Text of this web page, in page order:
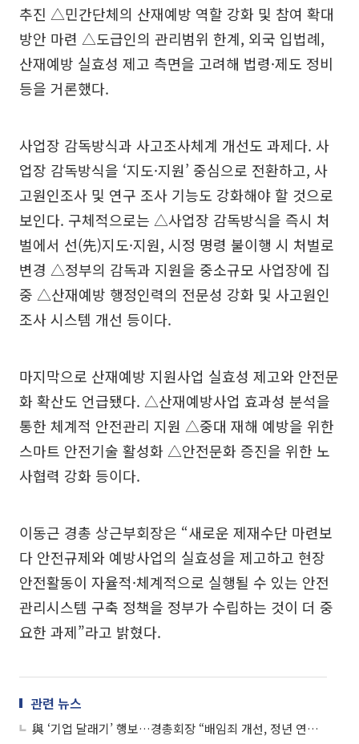
추진 △민간단체의 산재예방 역할 강화 및 참여 확대
방안 마련 △도급인의 관리범위 한계, 외국 입법례,
산재예방 실효성 제고 측면을 고려해 법령·제도 정비
등을 거론했다.
사업장 감독방식과 사고조사체계 개선도 과제다. 사
업장 감독방식을 ‘지도·지원’ 중심으로 전환하고, 사
고원인조사 및 연구 조사 기능도 강화해야 할 것으로
보인다. 구체적으로는 △사업장 감독방식을 즉시 처
벌에서 선(先)지도·지원, 시정 명령 불이행 시 처벌로
변경 △정부의 감독과 지원을 중소규모 사업장에 집
중 △산재예방 행정인력의 전문성 강화 및 사고원인
조사 시스템 개선 등이다.
마지막으로 산재예방 지원사업 실효성 제고와 안전문
화 확산도 언급됐다. △산재예방사업 효과성 분석을
통한 체계적 안전관리 지원 △중대 재해 예방을 위한
스마트 안전기술 활성화 △안전문화 증진을 위한 노
사협력 강화 등이다.
이동근 경총 상근부회장은 “새로운 제재수단 마련보
다 안전규제와 예방사업의 실효성을 제고하고 현장
안전활동이 자율적·체계적으로 실행될 수 있는 안전
관리시스템 구축 정책을 정부가 수립하는 것이 더 중
요한 과제”라고 밝혔다.
관련 뉴스
與 ‘기업 달래기’ 행보…경총회장 “배임죄 개선, 정년 연장 논의 요청”